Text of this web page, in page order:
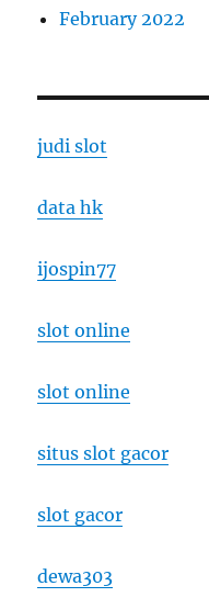
February 2022
judi slot
data hk
ijospin77
slot online
slot online
situs slot gacor
slot gacor
dewa303